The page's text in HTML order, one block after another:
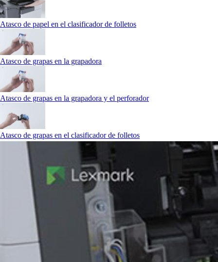
Atasco de papel en el clasificador de folletos
Atasco de grapas en la grapadora
Atasco de grapas en la grapadora y el perforador
Atasco de grapas en el clasificador de folletos